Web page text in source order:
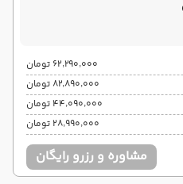
۶۲٬۲۹۰٬۰۰۰ تومان
۸۲٬۸۹۰٬۰۰۰ تومان
۴۴٬۰۹۰٬۰۰۰ تومان
۲۸٬۹۹۰٬۰۰۰ تومان
مشاوره و رزرو رایگان